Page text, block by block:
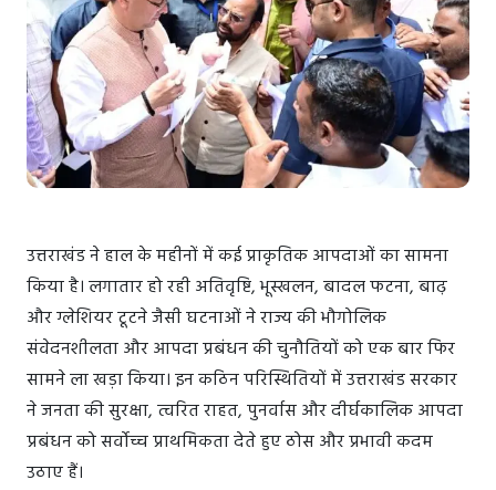
उत्तराखंड ने हाल के महीनों में कई प्राकृतिक आपदाओं का सामना
किया है। लगातार हो रही अतिवृष्टि, भूस्खलन, बादल फटना, बाढ़
और ग्लेशियर टूटने जैसी घटनाओं ने राज्य की भौगोलिक
संवेदनशीलता और आपदा प्रबंधन की चुनौतियों को एक बार फिर
सामने ला खड़ा किया। इन कठिन परिस्थितियों में उत्तराखंड सरकार
ने जनता की सुरक्षा, त्वरित राहत, पुनर्वास और दीर्घकालिक आपदा
प्रबंधन को सर्वोच्च प्राथमिकता देते हुए ठोस और प्रभावी कदम
उठाए हैं।